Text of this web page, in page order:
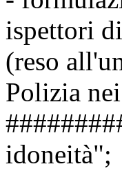
ispettori
(reso
Polizia
idoneità";